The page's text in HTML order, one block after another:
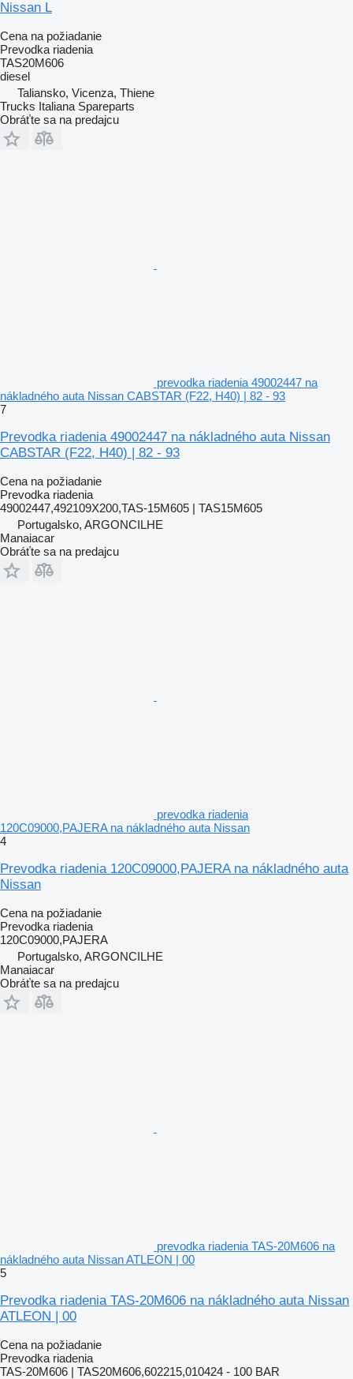
Nissan L
Cena na požiadanie
Prevodka riadenia
TAS20M606
diesel
Taliansko, Vicenza, Thiene
Trucks Italiana Spareparts
Obráťte sa na predajcu
prevodka riadenia 49002447 na
nákladného auta Nissan CABSTAR (F22, H40) | 82 - 93
7
Prevodka riadenia 49002447 na nákladného auta Nissan
CABSTAR (F22, H40) | 82 - 93
Cena na požiadanie
Prevodka riadenia
49002447,492109X200,TAS-15M605 | TAS15M605
Portugalsko, ARGONCILHE
Manaiacar
Obráťte sa na predajcu
prevodka riadenia
120C09000,PAJERA na nákladného auta Nissan
4
Prevodka riadenia 120C09000,PAJERA na nákladného auta
Nissan
Cena na požiadanie
Prevodka riadenia
120C09000,PAJERA
Portugalsko, ARGONCILHE
Manaiacar
Obráťte sa na predajcu
prevodka riadenia TAS-20M606 na
nákladného auta Nissan ATLEON | 00
5
Prevodka riadenia TAS-20M606 na nákladného auta Nissan
ATLEON | 00
Cena na požiadanie
Prevodka riadenia
TAS-20M606 | TAS20M606,602215,010424 - 100 BAR